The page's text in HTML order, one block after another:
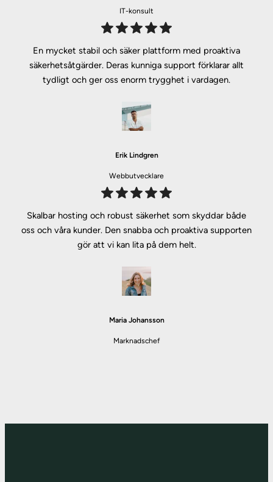
IT-konsult
En mycket stabil och säker plattform med proaktiva
säkerhetsåtgärder. Deras kunniga support förklarar allt
tydligt och ger oss enorm trygghet i vardagen.
Erik Lindgren
Webbutvecklare
Skalbar hosting och robust säkerhet som skyddar både
oss och våra kunder. Den snabba och proaktiva supporten
gör att vi kan lita på dem helt.
Maria Johansson
Marknadschef